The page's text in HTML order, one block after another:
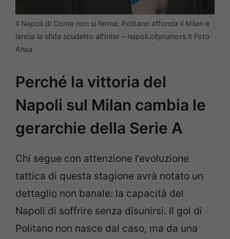
Il Napoli di Conte non si ferma: Politano affonda il Milan e
lancia la sfida scudetto all’Inter – napoli.cityrumors.it Foto
Ansa
Perché la vittoria del
Napoli sul Milan cambia le
gerarchie della Serie A
Chi segue con attenzione l’evoluzione
tattica di questa stagione avrà notato un
dettaglio non banale: la capacità del
Napoli di soffrire senza disunirsi. Il gol di
Politano non nasce dal caso, ma da una